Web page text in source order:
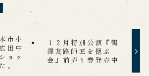
メールフォームから予約
市小
田中
ョッ
。
１２月特別公演『鶴
澤友路師匠を偲ぶ
会』前売り券発売中